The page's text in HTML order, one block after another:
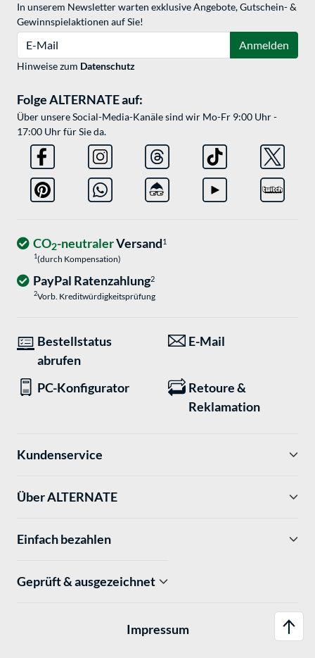
In unserem Newsletter warten exklusive Angebote, Gutschein- &
Gewinnspielaktionen auf Sie!
Anmelden
Hinweise zum Datenschutz
Folge ALTERNATE auf:
Über unsere Social-Media-Kanäle sind wir Mo-Fr 9:00 Uhr -
17:00 Uhr für Sie da.
CO2-neutralerVersand1
1(durch Kompensation)
PayPal Ratenzahlung2
2Vorb. Kreditwürdigkeitsprüfung
Bestellstatus
abrufen
E-Mail
PC-Konfigurator
Retoure &
Reklamation
Kundenservice
Über ALTERNATE
Einfach bezahlen
Geprüft & ausgezeichnet
Impressum